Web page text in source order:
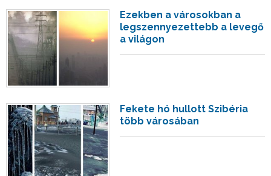
Ezekben a városokban a
legszennyezettebb a levegő
a világon
Fekete hó hullott Szibéria
több városában